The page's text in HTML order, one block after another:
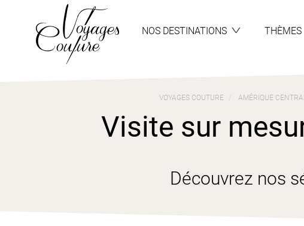
NOS DESTINATIONS THÈMES
VOYAGES COUTURE AMÉRIQUE
Visite sur
Découvrez nos